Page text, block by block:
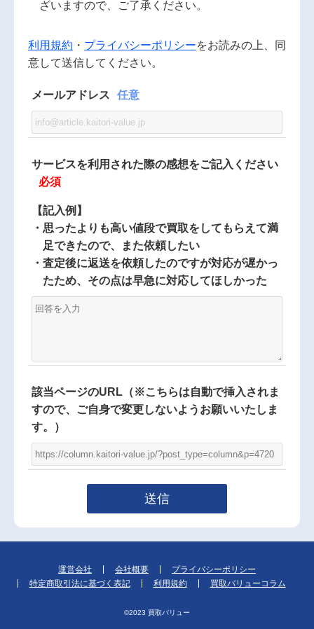
ざいますので、ご了承ください。
利用規約 ・ プライバシーポリシーをお読みの上、同
意して送信してください。
メールアドレス 任意
サービスを利用された際の感想をご記入ください
必須
【記入例】
思ったよりも高い値段で買取をしてもらえて満
足できたので、また依頼したい
査定後に返送を依頼したのですが対応が遅かっ
たため、その点は早急に対応してほしかった
該当ページのURL （※こちらは自動で挿入されま
すので、ご自身で変更しないようお願いいたしま
す。）
運営会社 会社概要
プライバシーポリシー
特定商取引法に基づく表記
利用規約 買取バリューコラム
©︎2023 買取バリュー